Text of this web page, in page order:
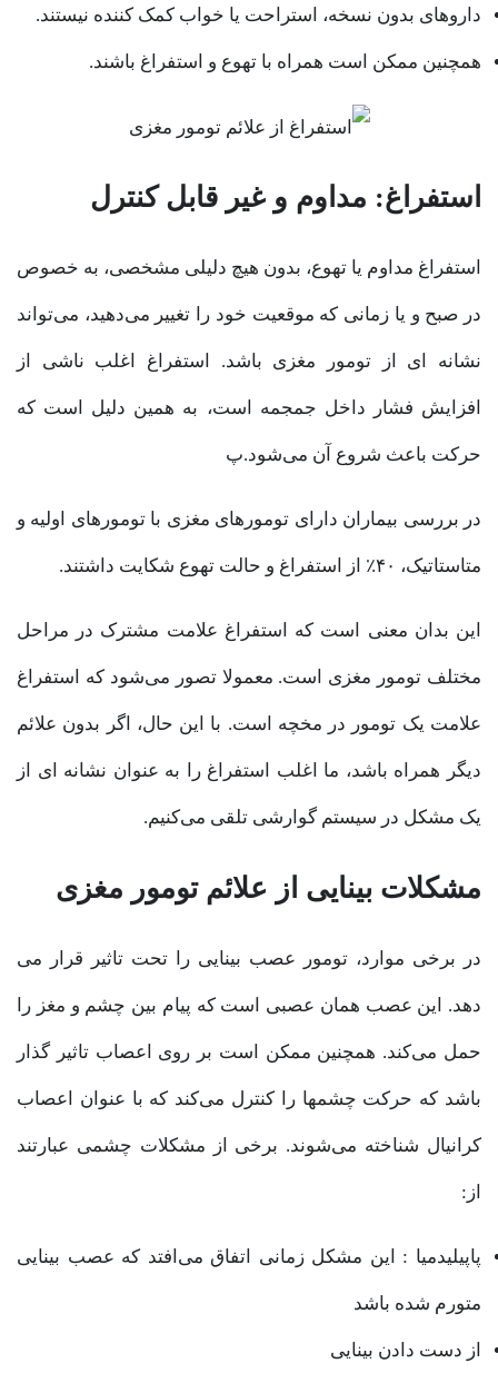
داروهای بدون نسخه، استراحت یا خواب کمک کننده نیستند.
همچنین ممکن است همراه با تهوع و استفراغ باشند.
استفراغ: مداوم و غیر قابل کنترل
استفراغ مداوم یا تهوع، بدون هیچ دلیلی مشخصی، به خصوص
در صبح و یا زمانی که موقعیت خود را تغییر می‌دهید، می‌تواند
نشانه ای از تومور مغزی باشد. استفراغ اغلب ناشی از
افزایش فشار داخل جمجمه است، به همین دلیل است که
حرکت باعث شروع آن می‌شود.پ
در بررسی بیماران دارای تومورهای مغزی با تومورهای اولیه و
متاستاتیک، ۴۰٪ از استفراغ و حالت تهوع شکایت داشتند.
این بدان معنی است که استفراغ علامت مشترک در مراحل
مختلف تومور مغزی است. معمولا تصور می‌شود که استفراغ
علامت یک تومور در مخچه است. با این حال، اگر بدون علائم
دیگر همراه باشد، ما اغلب استفراغ را به عنوان نشانه ای از
یک مشکل در سیستم گوارشی تلقی می‌کنیم.
مشکلات بینایی از علائم تومور مغزی
در برخی موارد، تومور عصب بینایی را تحت تاثیر قرار می
دهد. این عصب همان عصبی است که پیام بین چشم و مغز را
حمل می‌کند. همچنین ممکن است بر روی اعصاب تاثیر گذار
باشد که حرکت چشمها را کنترل می‌کند که با عنوان اعصاب
کرانیال شناخته می‌شوند. برخی از مشکلات چشمی عبارتند
از:
پاپیلیدمیا : این مشکل زمانی اتفاق می‌افتد که عصب بینایی
متورم شده باشد
از دست دادن بینایی